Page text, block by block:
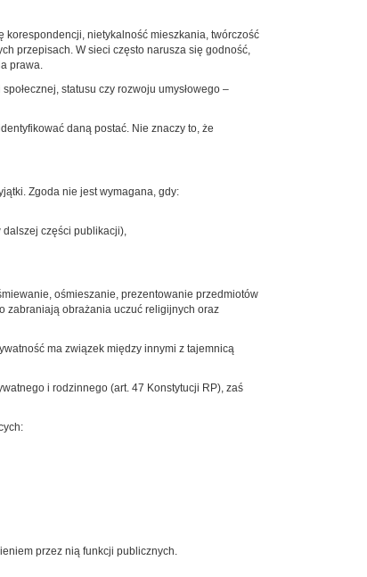
korespondencji, nietykalność mieszkania, twórczość
przepisach. W sieci często narusza się godność,
prawa.
statusu czy rozwoju umysłowego –
daną postać. Nie znaczy to, że
Zgoda nie jest wymagana, gdy:
części publikacji),
ośmieszanie, prezentowanie przedmiotów
zabraniają obrażania uczuć religijnych oraz
ma związek między innymi z tajemnicą
i rodzinnego (art. 47 Konstytucji RP), zaś
przez nią funkcji publicznych.